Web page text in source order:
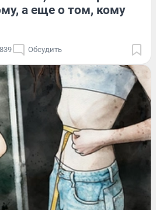
а еще о том, кому
839 Обсудить